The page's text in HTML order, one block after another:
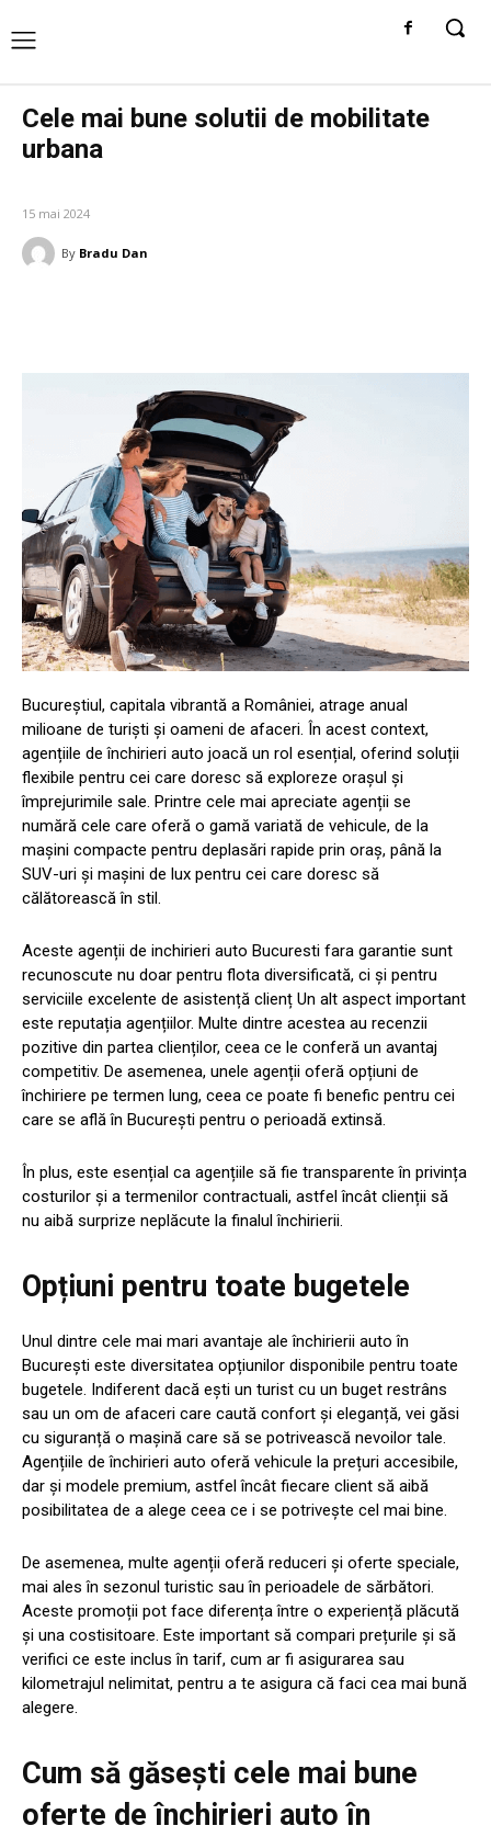
Cele mai bune solutii de mobilitate
urbana
15 mai 2024
By Bradu Dan
Bucureștiul, capitala vibrantă a României, atrage anual
milioane de turiști și oameni de afaceri. În acest context,
agențiile de închirieri auto joacă un rol esențial, oferind soluții
flexibile pentru cei care doresc să exploreze orașul și
împrejurimile sale. Printre cele mai apreciate agenții se
numără cele care oferă o gamă variată de vehicule, de la
mașini compacte pentru deplasări rapide prin oraș, până la
SUV-uri și mașini de lux pentru cei care doresc să
călătorească în stil.
Aceste agenții de inchirieri auto Bucuresti fara garantie sunt
recunoscute nu doar pentru flota diversificată, ci și pentru
serviciile excelente de asistență clienț Un alt aspect important
este reputația agențiilor. Multe dintre acestea au recenzii
pozitive din partea clienților, ceea ce le conferă un avantaj
competitiv. De asemenea, unele agenții oferă opțiuni de
închiriere pe termen lung, ceea ce poate fi benefic pentru cei
care se află în București pentru o perioadă extinsă.
În plus, este esențial ca agențiile să fie transparente în privința
costurilor și a termenilor contractuali, astfel încât clienții să
nu aibă surprize neplăcute la finalul închirierii.
Opțiuni pentru toate bugetele
Unul dintre cele mai mari avantaje ale închirierii auto în
București este diversitatea opțiunilor disponibile pentru toate
bugetele. Indiferent dacă ești un turist cu un buget restrâns
sau un om de afaceri care caută confort și eleganță, vei găsi
cu siguranță o mașină care să se potrivească nevoilor tale.
Agențiile de închirieri auto oferă vehicule la prețuri accesibile,
dar și modele premium, astfel încât fiecare client să aibă
posibilitatea de a alege ceea ce i se potrivește cel mai bine.
De asemenea, multe agenții oferă reduceri și oferte speciale,
mai ales în sezonul turistic sau în perioadele de sărbători.
Aceste promoții pot face diferența între o experiență plăcută
și una costisitoare. Este important să compari prețurile și să
verifici ce este inclus în tarif, cum ar fi asigurarea sau
kilometrajul nelimitat, pentru a te asigura că faci cea mai bună
alegere.
Cum să găsești cele mai bune
oferte de închirieri auto în